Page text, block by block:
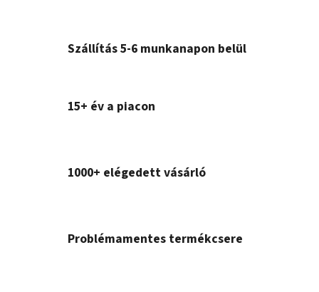
Szállítás 5-6 munkanapon belül
15+ év a piacon
1000+ elégedett vásárló
Problémamentes termékcsere